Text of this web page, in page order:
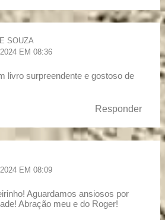
SOUZA
EM 08:36
livro surpreendente e gostoso de
Responder
EM 08:09
Aguardamos ansiosos por
Abração meu e do Roger!